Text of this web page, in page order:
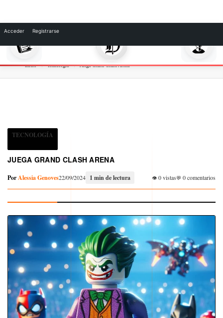
Inicio Tecnología Juega Grand Clash Arena
TECNOLOGÍA
JUEGA GRAND CLASH ARENA
PorAlessia Genoves22/09/2024 1 min de lectura 0 vistas 0 comentarios
Acceder Registrarse